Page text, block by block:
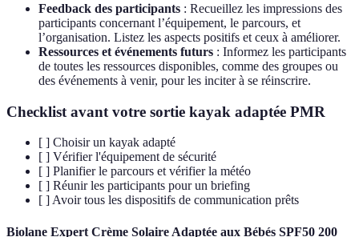
Feedback des participants : Recueillez les impressions des
participants concernant l’équipement, le parcours, et
l’organisation. Listez les aspects positifs et ceux à améliorer.
Ressources et événements futurs : Informez les participants
de toutes les ressources disponibles, comme des groupes ou
des événements à venir, pour les inciter à se réinscrire.
Checklist avant votre sortie kayak adaptée PMR
[ ] Choisir un kayak adapté
[ ] Vérifier l'équipement de sécurité
[ ] Planifier le parcours et vérifier la météo
[ ] Réunir les participants pour un briefing
[ ] Avoir tous les dispositifs de communication prêts
Biolane Expert Crème Solaire Adaptée aux Bébés SPF50 200